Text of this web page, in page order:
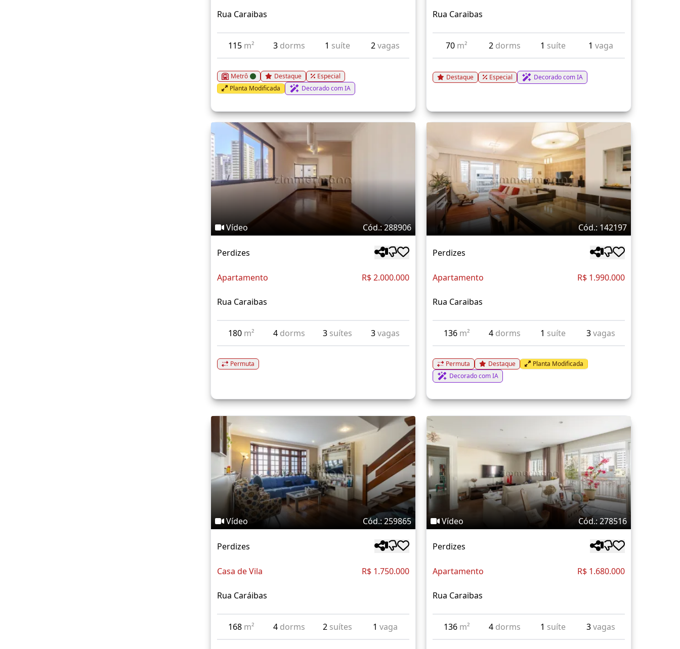
Rua Caraibas
115 m² 3 dorms 1 suíte 2vagas
Metrô Destaque
Especial
Planta Modificada
Decorado com IA
Rua Caraibas
70 m² 2 dorms 1 suíte 1 vaga
Destaque Especial Decorado com IA
Vídeo Cód.: 288906
Perdizes
Apartamento R$ 2.000.000
Rua Caraibas
180 m² 4 dorms 3 suítes 3vagas
Permuta
Cód.: 142197
Perdizes
Apartamento R$ 1.990.000
Rua Caraibas
136 m² 4 dorms 1 suíte 3vagas
Permuta Destaque
Planta Modificada
Decorado com IA
Vídeo Cód.: 259865
Perdizes
Casa de Vila R$ 1.750.000
Rua Caráibas
168 m² 4 dorms 2 suítes 1 vaga
Vídeo Cód.: 278516
Perdizes
Apartamento R$ 1.680.000
Rua Caraibas
136 m² 4 dorms 1 suíte 3vagas